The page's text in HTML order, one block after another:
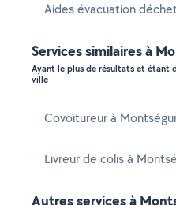
Aides évacuation
Services similaires à
Ayant le plus de résultats et étant
ville
Covoitureur à
Livreur de colis à
Autres services à